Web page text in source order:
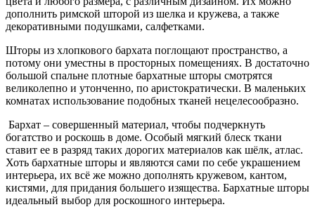
дополнить римской шторой из шелка и кружева, а также
декоративными подушками, салфетками.
Шторы из хлопкового бархата поглощают пространство, а
потому они уместны в просторных помещениях. В достаточно
большой спальне плотные бархатные шторы смотрятся
великолепно и утонченно, по аристократически. В маленьких
комнатах использование подобных тканей нецелесообразно.
Бархат – совершенный материал, чтобы подчеркнуть
богатство и роскошь в доме. Особый мягкий блеск ткани
ставит ее в разряд таких дорогих материалов как шёлк, атлас.
Хоть бархатные шторы и являются сами по себе украшением
интерьера, их всё же можно дополнять кружевом, кантом,
кистями, для придания большего изящества. Бархатные шторы
идеальный выбор для роскошного интерьера.